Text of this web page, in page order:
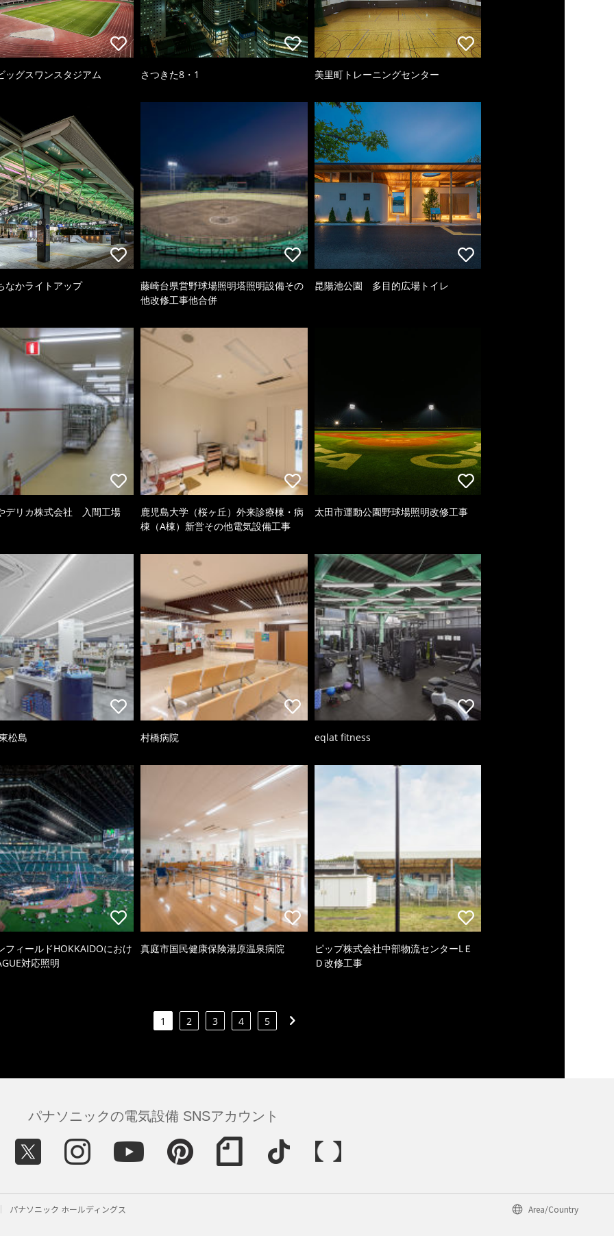
ッグスワンスタジアム さつきた8・1 美里町トレーニングセンター
なかライトアップ
藤崎台県営野球場照明塔照明設備その
他改修工事他合併
昆陽池公園 多目的広場トイレ
デリカ株式会社 入間工場
鹿児島大学（桜ヶ丘）外来診療棟・病
棟（A棟）新営その他電気設備工事
太田市運動公園野球場照明改修工事
松島 村橋病院 eqlat fitness
フィールドHOKKAIDOにおけ
対応照明
真庭市国民健康保険湯原温泉病院
ピップ株式会社中部物流センターLＥ
Ｄ改修工事
1 2 3 4 5
パナソニックの電気設備 SNSアカウント
パナソニック ホールディングス Area/Country